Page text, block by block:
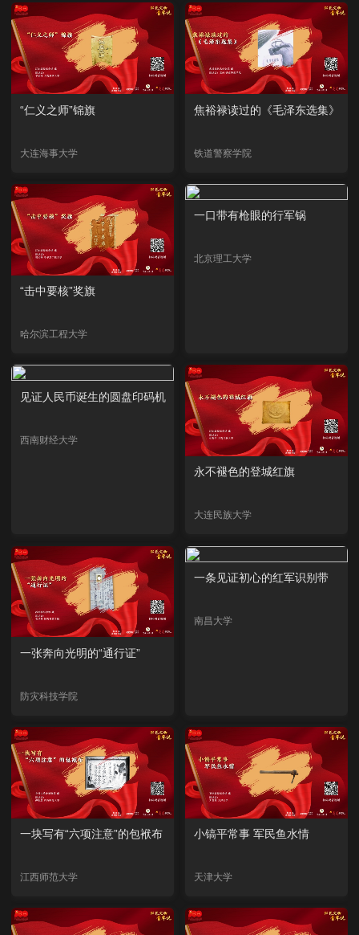
“仁义之师”锦旗
大连海事大学
焦裕禄读过的《毛泽东选集》
铁道警察学院
“击中要核”奖旗
哈尔滨工程大学
一口带有枪眼的行军锅
北京理工大学
见证人民币诞生的圆盘印码机
西南财经大学
永不褪色的登城红旗
大连民族大学
一张奔向光明的“通行证”
防灾科技学院
一条见证初心的红军识别带
南昌大学
一块写有“六项注意”的包袱布
江西师范大学
小镐平常事 军民鱼水情
天津大学